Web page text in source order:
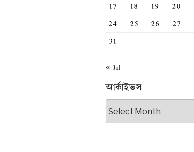
17
18 19 20
24
25 26 27
31
« Jul
আর্কাইভস
আর্কাইভস